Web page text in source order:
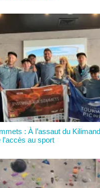
: À l’assaut du
au sport